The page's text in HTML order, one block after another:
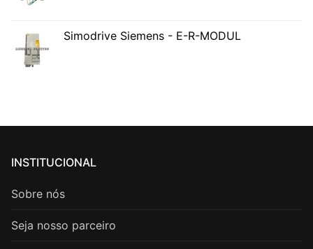
Simodrive Siemens - E-R-MODUL
INSTITUCIONAL
Sobre nós
Seja nosso parceiro